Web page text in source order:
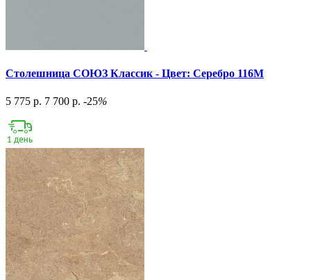
Столешница СОЮЗ Классик - Цвет: Серебро 116М
5 775 р. 7 700 р. -25%